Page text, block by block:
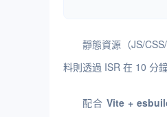
靜態資源（JS/
料則透過 ISR 在 10 分
配合Vite +